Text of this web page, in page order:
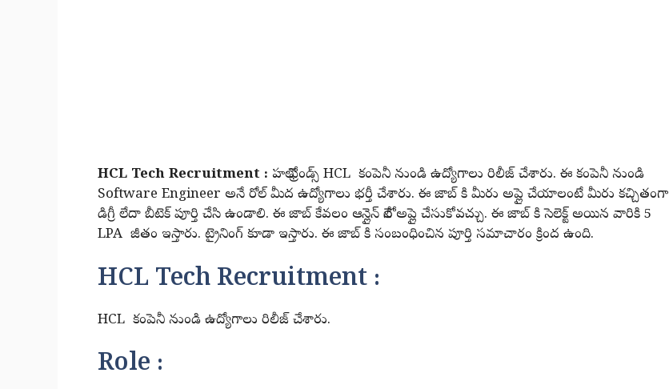
HCL Tech Recruitment : హలో ఫ్రెండ్స్ HCL కంపెనీ నుండి ఉద్యోగాలు రిలీజ్ చేశారు. ఈ కంపెనీ నుండి
Software Engineer అనే రోల్ మీద ఉద్యోగాలు భర్తీ చేశారు. ఈ జాబ్ కి మీరు అప్లై చేయాలంటే మీరు కచ్చితంగా
డిగ్రీ లేదా బీటెక్ పూర్తి చేసి ఉండాలి. ఈ జాబ్ కేవలం ఆన్లైన్ లోనే అప్లై చేసుకోవచ్చు. ఈ జాబ్ కి సెలెక్ట్ అయిన వారికి 5
LPA జీతం ఇస్తారు. ట్రైనింగ్ కూడా ఇస్తారు. ఈ జాబ్ కి సంబంధించిన పూర్తి సమాచారం క్రింద ఉంది.
HCL Tech Recruitment :
HCL కంపెనీ నుండి ఉద్యోగాలు రిలీజ్ చేశారు.
Role :